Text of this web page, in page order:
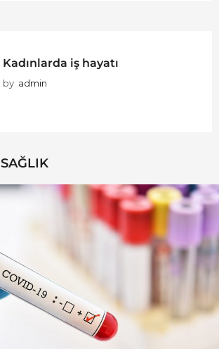
Kadınlarda iş hayatı
by admin
SAĞLIK